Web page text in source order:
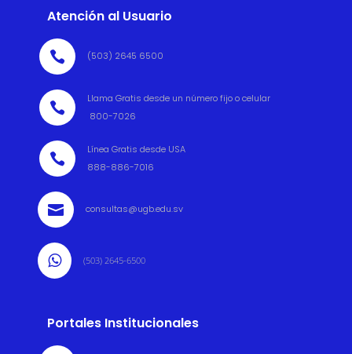
Atención al Usuario
 (503) 2645 6500

Llama Gratis desde un número fijo o celular
800-7026

Línea Gratis desde USA
888-886-7016
 consultas@ugb.edu.sv
 (503) 2645-6500
Portales Institucionales